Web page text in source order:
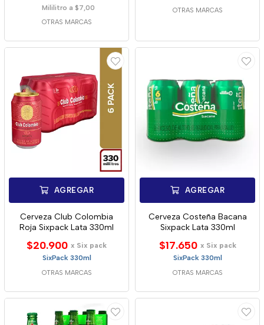
Mililitro a $7,00
OTRAS MARCAS
OTRAS MARCAS
AGREGAR
Cerveza Club Colombia
Roja Sixpack Lata 330ml
$20.900 x Six pack
SixPack 330ml
OTRAS MARCAS
AGREGAR
Cerveza Costeña Bacana
Sixpack Lata 330ml
$17.650 x Six pack
SixPack 330ml
OTRAS MARCAS